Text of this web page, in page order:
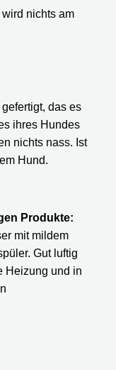
nichts am
das es
ihres Hundes
nichts nass. Ist
Hund.
Produkte:
mit mildem
Gut luftig
Heizung und in